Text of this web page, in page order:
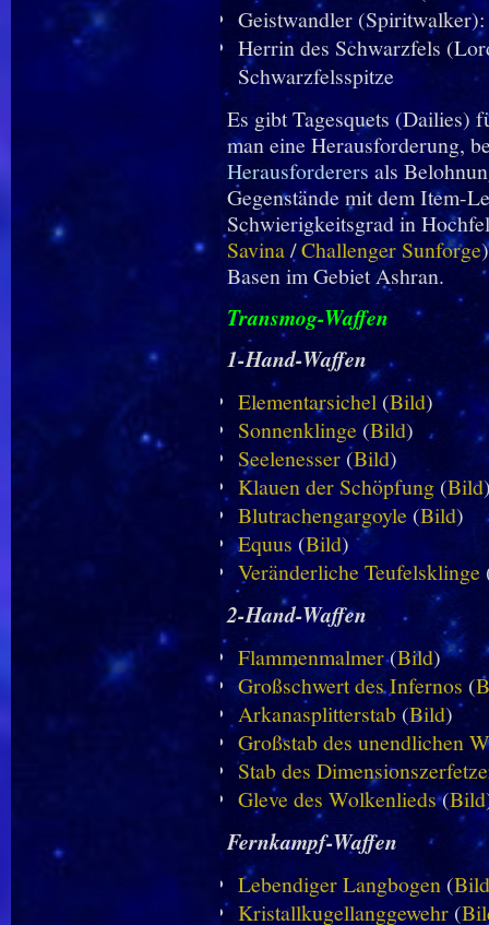
Geistwandler(Spiritwalker):
Herrin des Schwarzfels
Schwarzfelsspitze
Es gibt Tagesquets (Dailies)
man eine Herausforderung,
Herausforderers als
Gegenstände mit dem Item-
Schwierigkeitsgrad in
Savina/Challenger Sunforge
Basen im Gebiet Ashran.
Transmog-Waffen
1-Hand-Waffen
Elementarsichel(Bild)
Sonnenklinge (Bild)
Seelenesser(Bild)
Klauen der Schöpfung(Bild
Blutrachengargoyle (Bild)
Equus (Bild)
Veränderliche Teufelsklinge
2-Hand-Waffen
Flammenmalmer(Bild)
Großschwert des Infernos (
Arkanasplitterstab(Bild)
Großstab des unendlichen
Stab des
Gleve des Wolkenlieds(Bild
Fernkampf-Waffen
Lebendiger Langbogen(Bild
Kristallkugellanggewehr(